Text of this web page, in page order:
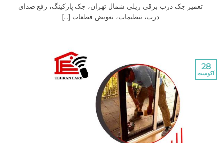
جک درب برقی ریلی شمال تهران، جک پارکینگ، رفع صدای
درب، تنظیمات، تعویض قطعات [...]